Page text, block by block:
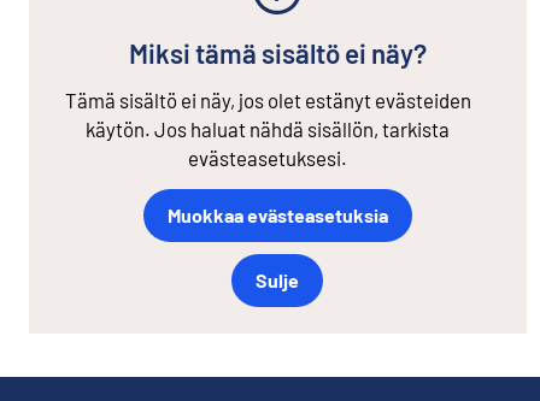
Miksi tämä sisältö ei näy?
Tämä sisältö ei näy, jos olet estänyt evästeiden
käytön. Jos haluat nähdä sisällön, tarkista
evästeasetuksesi.
Muokkaa evästeasetuksia
Sulje